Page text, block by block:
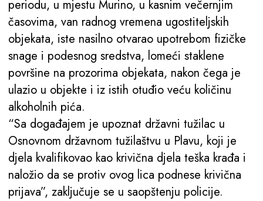
periodu, u mjestu Murino, u kasnim večernjim
časovima, van radnog vremena ugostiteljskih
objekata, iste nasilno otvarao upotrebom fizičke
snage i podesnog sredstva, lomeći staklene
površine na prozorima objekata, nakon čega je
ulazio u objekte i iz istih otuđio veću količinu
alkoholnih pića.
“Sa događajem je upoznat državni tužilac u
Osnovnom državnom tužilaštvu u Plavu, koji je
djela kvalifikovao kao krivična djela teška krađa i
naložio da se protiv ovog lica podnese krivična
prijava”, zaključuje se u saopštenju policije.